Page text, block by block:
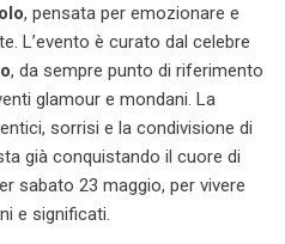
, pensata per emozionare e
L’evento è curato dal celebre
, da sempre punto di riferimento
glamour e mondani. La
sorrisi e la condivisione di
già conquistando il cuore di
sabato 23 maggio, per vivere
e significati.